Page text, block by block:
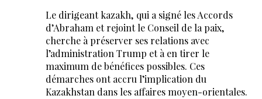
Le dirigeant kazakh, qui a signé les Accords
d’Abraham et rejoint le Conseil de la paix,
cherche à préserver ses relations avec
l’administration Trump et à en tirer le
maximum de bénéfices possibles. Ces
démarches ont accru l’implication du
Kazakhstan dans les affaires moyen-orientales.